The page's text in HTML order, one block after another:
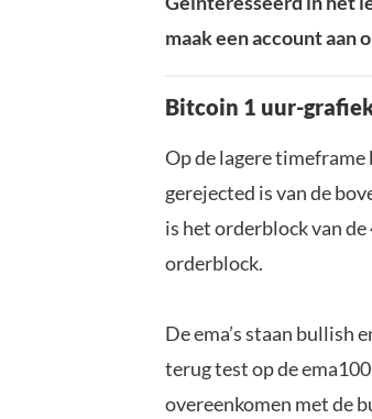
maak een account aan
Bitcoin 1 uur-
Op de lagere
gerejected is van de
is het orderblock van
orderblock.
De ema’s staan bullish
terug test op de
overeenkomen met de